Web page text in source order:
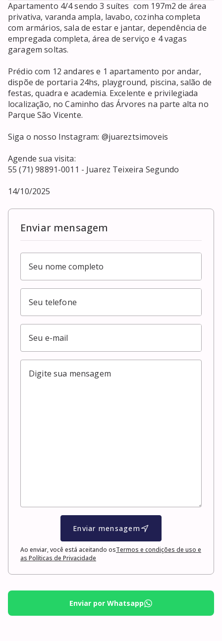
Apartamento 4/4 sendo 3 suítes  com 197m2 de área
privativa, varanda ampla, lavabo, cozinha completa
com armários, sala de estar e jantar, dependência de
empregada completa, área de serviço e 4 vagas
garagem soltas.
Prédio com 12 andares e 1 apartamento por andar,
dispõe de portaria 24hs, playground, piscina, salão de
festas, quadra e academia. Excelente e privilegiada
localização, no Caminho das Árvores na parte alta no
Parque São Vicente.
Siga o nosso Instagram: @juareztsimoveis
Agende sua visita:
55 (71) 98891-0011 - Juarez Teixeira Segundo
14/10/2025
Enviar mensagem
Enviar mensagem
Ao enviar, você está aceitando osTermos e condições de uso e
as Políticas de Privacidade
Enviar por Whatsapp